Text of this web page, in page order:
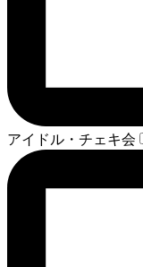
アイドル・チェキ会